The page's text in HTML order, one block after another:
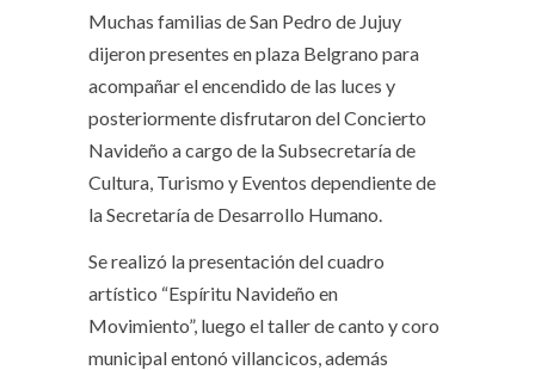
Muchas familias de San Pedro de Jujuy
dijeron presentes en plaza Belgrano para
acompañar el encendido de las luces y
posteriormente disfrutaron del Concierto
Navideño a cargo de la Subsecretaría de
Cultura, Turismo y Eventos dependiente de
la Secretaría de Desarrollo Humano.
Se realizó la presentación del cuadro
artístico “Espíritu Navideño en
Movimiento”, luego el taller de canto y coro
municipal entonó villancicos, además